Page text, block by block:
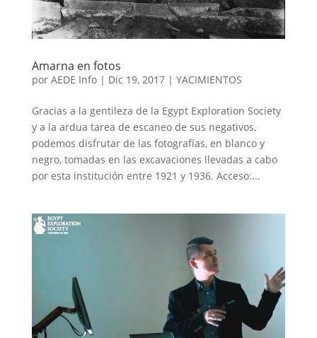
Amarna en fotos
por AEDE Info| Dic 19, 2017| YACIMIENTOS
Gracias a la gentileza de la Egypt Exploration Society
y a la ardua tarea de escaneo de sus negativos,
podemos disfrutar de las fotografías, en blanco y
negro, tomadas en las excavaciones llevadas a cabo
por esta institución entre 1921 y 1936. Acceso:...